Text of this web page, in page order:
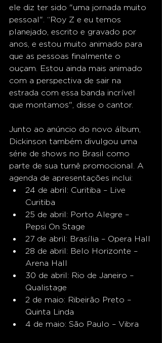
ele diz ter sido "uma jornada muito
pessoal". “Roy Z e eu temos
planejado, escrito e gravado por
anos, e estou muito animado para
que as pessoas finalmente o
ouçam. Estou ainda mais animado
com a perspectiva de sair na
estrada com essa banda incrível
que montamos", disse o cantor.
Junto ao anúncio do novo álbum,
Dickinson também divulgou uma
série de shows no Brasil como
parte de sua turnê promocional. A
agenda de apresentações inclui:
24 de abril: Curitiba – Live
Curitiba
25 de abril: Porto Alegre –
Pepsi On Stage
27 de abril: Brasília – Opera Hall
28 de abril: Belo Horizonte –
Arena Hall
30 de abril: Rio de Janeiro –
Qualistage
2 de maio: Ribeirão Preto –
Quinta Linda
4 de maio: São Paulo – Vibra